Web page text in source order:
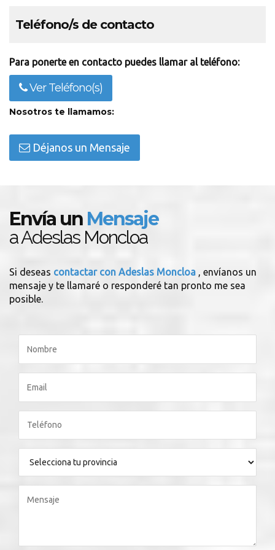
Teléfono/s de contacto
Para ponerte en contacto puedes llamar al teléfono:
Ver Teléfono(s)
Nosotros te llamamos:
Déjanos un Mensaje
Envía un Mensaje
a Adeslas Moncloa
Si deseas contactar con Adeslas Moncloa , envíanos un
mensaje y te llamaré o responderé tan pronto me sea
posible.